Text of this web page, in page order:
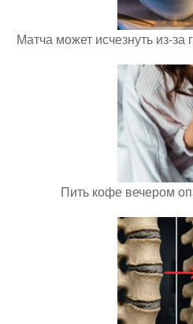
Матча может исчезнуть из-за
Пить кофе вечером